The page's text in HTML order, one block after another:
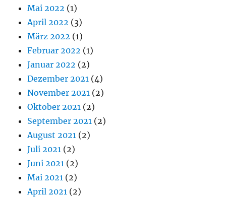
Mai 2022 (1)
April 2022 (3)
März 2022 (1)
Februar 2022 (1)
Januar 2022 (2)
Dezember 2021 (4)
November 2021 (2)
Oktober 2021 (2)
September 2021 (2)
August 2021 (2)
Juli 2021 (2)
Juni 2021 (2)
Mai 2021 (2)
April 2021 (2)